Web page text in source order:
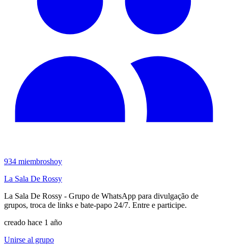
934 miembroshoy
La Sala De Rossy
La Sala De Rossy - Grupo de WhatsApp para divulgação de
grupos, troca de links e bate-papo 24/7. Entre e participe.
creado hace 1 año
Unirse al grupo